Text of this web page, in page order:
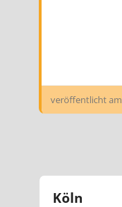
veröffentlicht am
Köln